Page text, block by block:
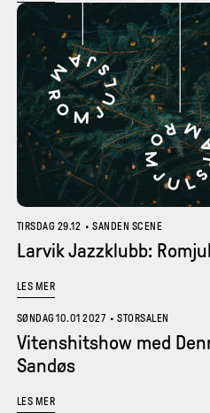
TIRSDAG 29.12 • SANDEN SCENE
Larvik Jazzklubb:
LES MER
SØNDAG 10.01 2027 • STORSALEN
Vitenshitshow med
Sandøs
LES MER